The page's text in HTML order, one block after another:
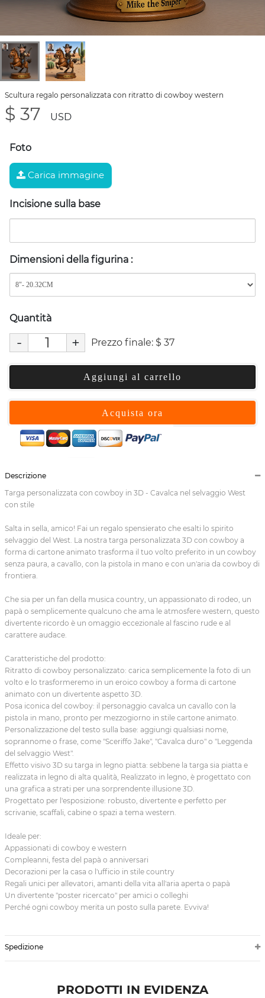
Scultura regalo personalizzata con ritratto di cowboy western
$ 37 USD
Foto
Carica immagine
Incisione sulla base
Dimensioni della figurina :
Quantità
- + Prezzo finale: $ 37
Aggiungi al carrello
Acquista ora
Descrizione
Targa personalizzata con cowboy in 3D - Cavalca nel selvaggio West
con stile
Salta in sella, amico! Fai un regalo spensierato che esalti lo spirito
selvaggio del West. La nostra targa personalizzata 3D con cowboy a
forma di cartone animato trasforma il tuo volto preferito in un cowboy
senza paura, a cavallo, con la pistola in mano e con un'aria da cowboy di
frontiera.
Che sia per un fan della musica country, un appassionato di rodeo, un
papà o semplicemente qualcuno che ama le atmosfere western, questo
divertente ricordo è un omaggio eccezionale al fascino rude e al
carattere audace.
Caratteristiche del prodotto:
Ritratto di cowboy personalizzato: carica semplicemente la foto di un
volto e lo trasformeremo in un eroico cowboy a forma di cartone
animato con un divertente aspetto 3D.
Posa iconica del cowboy: il personaggio cavalca un cavallo con la
pistola in mano, pronto per mezzogiorno in stile cartone animato.
Personalizzazione del testo sulla base: aggiungi qualsiasi nome,
soprannome o frase, come "Sceriffo Jake", "Cavalca duro" o "Leggenda
del selvaggio West".
Effetto visivo 3D su targa in legno piatta: sebbene la targa sia piatta e
realizzata in legno di alta qualità, Realizzato in legno, è progettato con
una grafica a strati per una sorprendente illusione 3D.
Progettato per l'esposizione: robusto, divertente e perfetto per
scrivanie, scaffali, cabine o spazi a tema western.
Ideale per:
Appassionati di cowboy e western
Compleanni, festa del papà o anniversari
Decorazioni per la casa o l'ufficio in stile country
Regali unici per allevatori, amanti della vita all'aria aperta o papà
Un divertente "poster ricercato" per amici o colleghi
Perché ogni cowboy merita un posto sulla parete. Evviva!
Spedizione
PRODOTTI IN EVIDENZA